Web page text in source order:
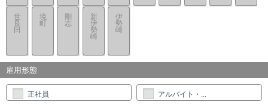
世
良
田
境
町
剛
志
新
伊
勢
崎
伊
勢
崎
雇用形態
正社員 アルバイト・...